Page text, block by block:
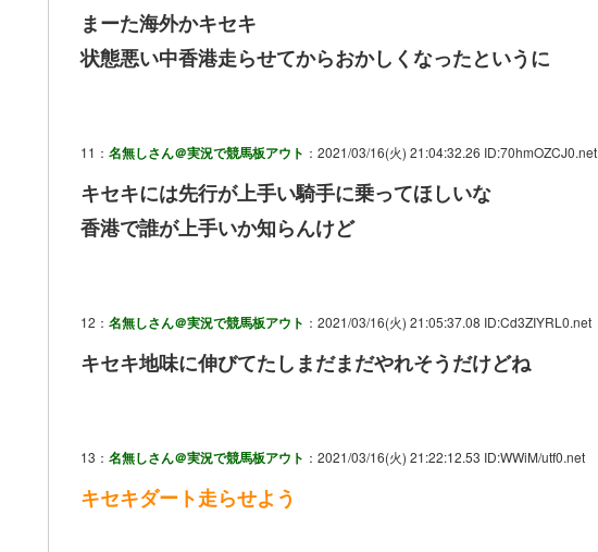
まーた海外かキセキ
状態悪い中香港走らせてからおかしくなったというに
11： 名無しさん＠実況で競馬板アウト ：2021/03/16(火) 21:04:32.26 ID:70hmOZCJ0.net
キセキには先行が上手い騎手に乗ってほしいな
香港で誰が上手いか知らんけど
12： 名無しさん＠実況で競馬板アウト ：2021/03/16(火) 21:05:37.08 ID:Cd3ZIYRL0.net
キセキ地味に伸びてたしまだまだやれそうだけどね
13： 名無しさん＠実況で競馬板アウト ：2021/03/16(火) 21:22:12.53 ID:WWiM/utf0.net
キセキダート走らせよう